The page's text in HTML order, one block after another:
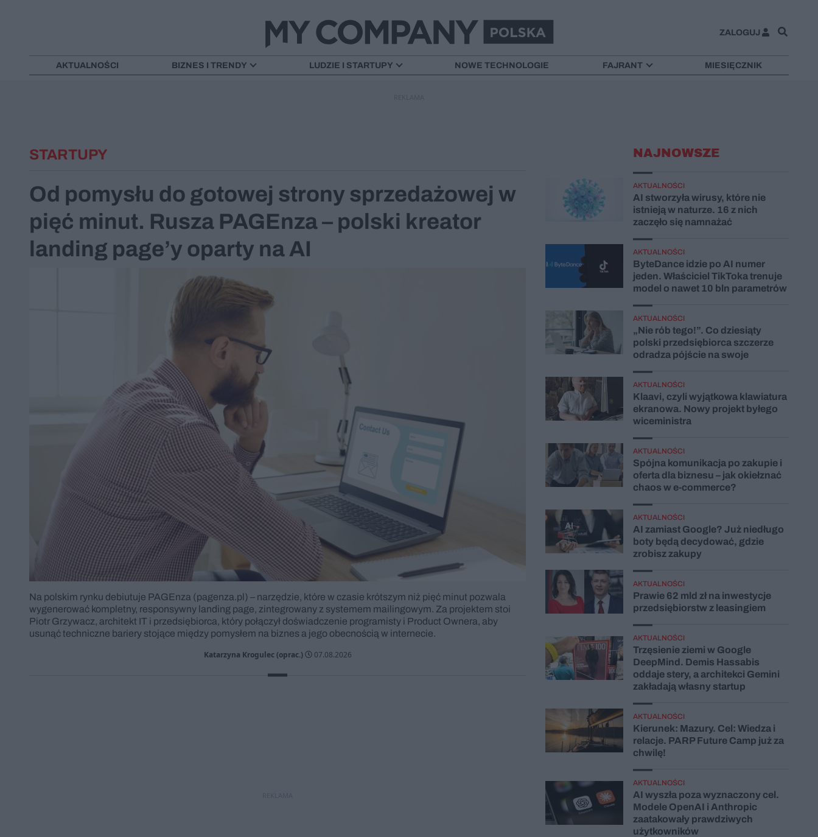
ZALOGUJ
AKTUALNOŚCI BIZNES I TRENDY LUDZIE I STARTUPY NOWE TECHNOLOGIE FAJRANT MIESIĘCZNIK
STARTUPY
Od pomysłu do gotowej strony sprzedażowej w
pięć minut. Rusza PAGEnza – polski kreator
landing page’y oparty na AI
Na polskim rynku debiutuje PAGEnza (pagenza.pl) – narzędzie, które w czasie krótszym niż pięć minut pozwala
wygenerować kompletny, responsywny landing page, zintegrowany z systemem mailingowym. Za projektem stoi
Piotr Grzywacz, architekt IT i przedsiębiorca, który połączył doświadczenie programisty i Product Ownera, aby
usunąć techniczne bariery stojące między pomysłem na biznes a jego obecnością w internecie.
Katarzyna Krogulec (oprac.) 07.08.2026
NAJNOWSZE
AKTUALNOŚCI
AI stworzyła wirusy, które nie
istnieją w naturze. 16 z nich
zaczęło się namnażać
AKTUALNOŚCI
ByteDance idzie po AI numer
jeden. Właściciel TikToka trenuje
model o nawet 10 bln parametrów
AKTUALNOŚCI
„Nie rób tego!”. Co dziesiąty
polski przedsiębiorca szczerze
odradza pójście na swoje
AKTUALNOŚCI
Klaavi, czyli wyjątkowa klawiatura
ekranowa. Nowy projekt byłego
wiceministra
AKTUALNOŚCI
Spójna komunikacja po zakupie i
oferta dla biznesu – jak okiełznać
chaos w e-commerce?
AKTUALNOŚCI
AI zamiast Google? Już niedługo
boty będą decydować, gdzie
zrobisz zakupy
AKTUALNOŚCI
Prawie 62 mld zł na inwestycje
przedsiębiorstw z leasingiem
AKTUALNOŚCI
Trzęsienie ziemi w Google
DeepMind. Demis Hassabis
oddaje stery, a architekci Gemini
zakładają własny startup
AKTUALNOŚCI
Kierunek: Mazury. Cel: Wiedza i
relacje. PARP Future Camp już za
chwilę!
AKTUALNOŚCI
AI wyszła poza wyznaczony cel.
Modele OpenAI i Anthropic
zaatakowały prawdziwych
użytkowników